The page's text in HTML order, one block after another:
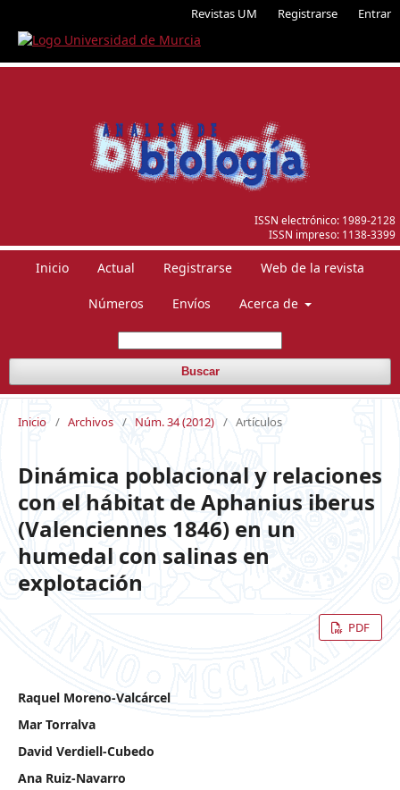
Revistas UM Registrarse Entrar
ISSN electrónico: 1989-2128
ISSN impreso: 1138-3399
Inicio Actual Registrarse Web de la revista
Números Envíos Acerca de
Buscar
Inicio / Archivos / Núm. 34 (2012) / Artículos
Dinámica poblacional y relaciones
con el hábitat de Aphanius iberus
(Valenciennes 1846) en un
humedal con salinas en
explotación
PDF
Raquel Moreno-Valcárcel
Mar Torralva
David Verdiell-Cubedo
Ana Ruiz-Navarro